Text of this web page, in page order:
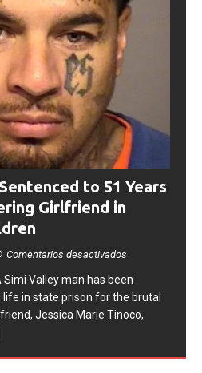
to 51 Years
Girlfriend in
Comentarios desactivados
Simi Valley man has been
in state prison for the brutal
Jessica Marie Tinoco,